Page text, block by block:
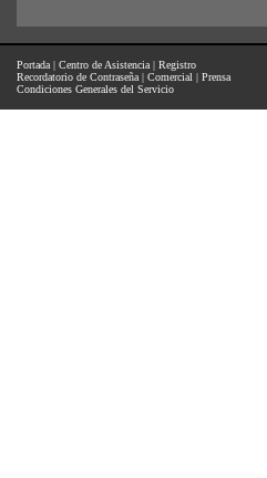
Portada | Centro de Asistencia | Registro
Recordatorio de Contraseña | Comercial | Prensa
Condiciones Generales del Servicio